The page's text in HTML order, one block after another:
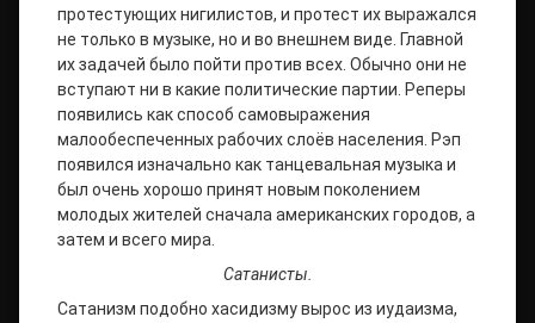
протестующих нигилистов, и протест их выражался
не только в музыке, но и во внешнем виде. Главной
их задачей было пойти против всех. Обычно они не
вступают ни в какие политические партии. Реперы
появились как способ самовыражения
малообеспеченных рабочих слоёв населения. Рэп
появился изначально как танцевальная музыка и
был очень хорошо принят новым поколением
молодых жителей сначала американских городов, а
затем и всего мира.
Сатанисты.
Сатанизм подобно хасидизму вырос из иудаизма,